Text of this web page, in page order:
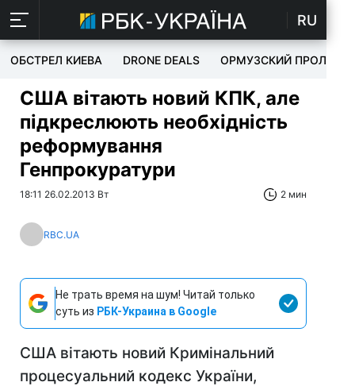
RU
ОБСТРЕЛ КИЕВА DRONE DEALS ОРМУЗСКИЙ ПРОЛИВ
США вітають новий КПК, але
підкреслюють необхідність
реформування
Генпрокуратури
18:11 26.02.2013 Вт 2 мин
RBC.UA
Не трать время на шум! Читай только
суть из РБК-Украина в Google
США вітають новий Кримінальний
процесуальний кодекс України,